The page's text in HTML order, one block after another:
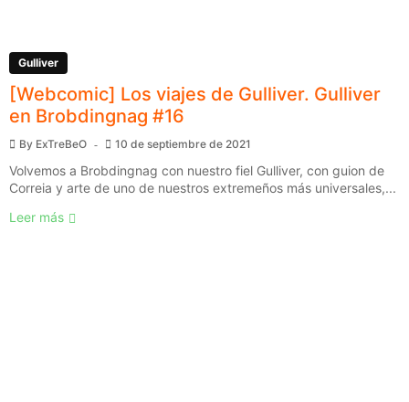
Gulliver
[Webcomic] Los viajes de Gulliver. Gulliver
en Brobdingnag #16
By ExTreBeO 10 de septiembre de 2021
Volvemos a Brobdingnag con nuestro fiel Gulliver, con guion de
Correia y arte de uno de nuestros extremeños más universales,...
Leer más